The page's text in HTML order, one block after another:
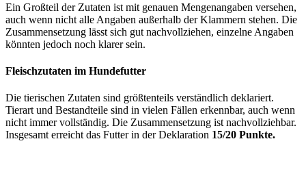
Ein Großteil der Zutaten ist mit genauen Mengenangaben versehen,
auch wenn nicht alle Angaben außerhalb der Klammern stehen. Die
Zusammensetzung lässt sich gut nachvollziehen, einzelne Angaben
könnten jedoch noch klarer sein.
Fleischzutaten im Hundefutter
Die tierischen Zutaten sind größtenteils verständlich deklariert.
Tierart und Bestandteile sind in vielen Fällen erkennbar, auch wenn
nicht immer vollständig. Die Zusammensetzung ist nachvollziehbar.
Insgesamt erreicht das Futter in der Deklaration 15/20 Punkte.